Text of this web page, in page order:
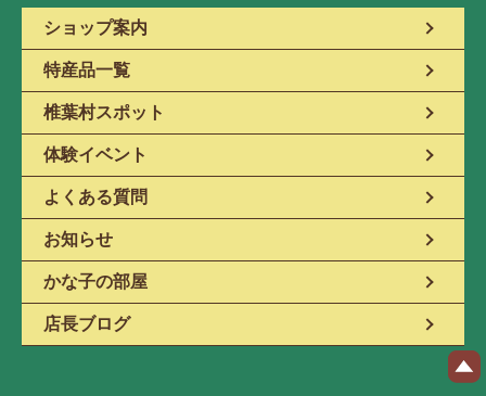
ショップ案内
特産品一覧
椎葉村スポット
体験イベント
よくある質問
お知らせ
かな子の部屋
店長ブログ